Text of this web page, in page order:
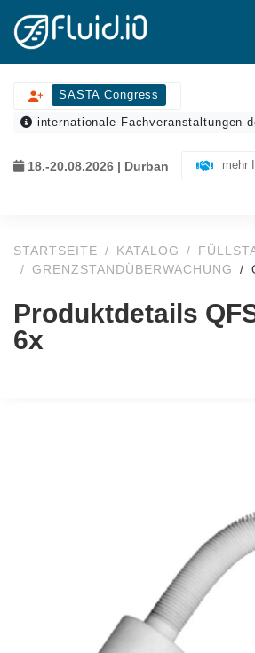
SASTA Congress
internationale Fachveranstaltungen
18.-20.08.2026 | Durban mehr
STARTSEITE KATALOG
GRENZSTANDÜBERWACHUNG
Produktdetails
6x